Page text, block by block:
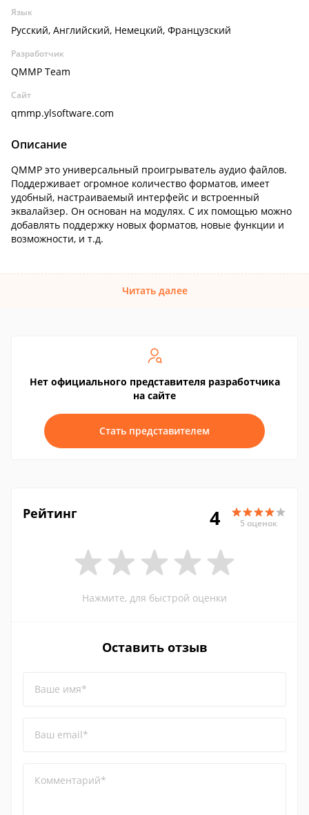
Язык
Русский, Английский, Немецкий, Французский
Разработчик
QMMP Team
Сайт
qmmp.ylsoftware.com
Описание
QMMP это универсальный проигрыватель аудио файлов.
Поддерживает огромное количество форматов, имеет
удобный, настраиваемый интерфейс и встроенный
эквалайзер. Он основан на модулях. С их помощью можно
добавлять поддержку новых форматов, новые функции и
возможности, и т.д.
Читать далее
Нет официального представителя разработчика
на сайте
Стать представителем
Рейтинг 4 5 оценок
Нажмите, для быстрой оценки
Оставить отзыв
Ваше имя*
Ваш email*
Комментарий*